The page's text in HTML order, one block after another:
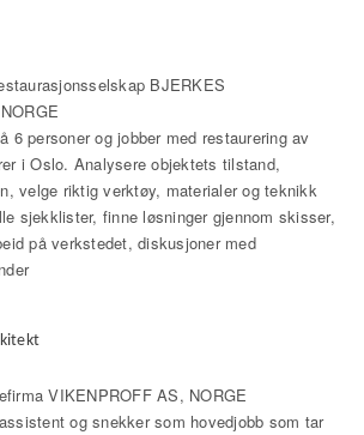
BJERKES
6 personer og jobber med restaurering av
i Oslo. Analysere objektets tilstand,
velge riktig verktøy, materialer og teknikk
sjekklister, finne løsninger gjennom skisser,
på verkstedet, diskusjoner med
VIKENPROFF AS, NORGE
og snekker som hovedjobb som tar